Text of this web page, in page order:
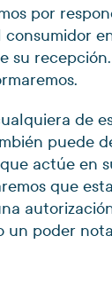
por
su
de
puede
actúe en
que
un poder